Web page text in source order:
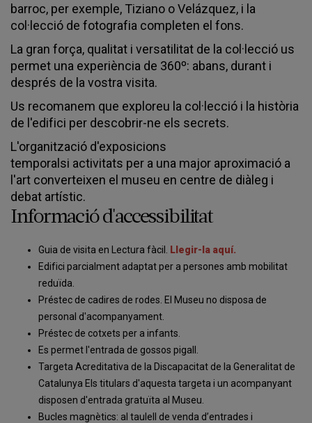
barroc, per exemple, Tiziano o Velázquez, i la
col·lecció de fotografia completen el fons.
La gran força, qualitat i versatilitat de la col·lecció us
permet una experiència de 360º: abans, durant i
després de la vostra visita.
Us recomanem que exploreu la col·lecció i la història
de l'edifici per descobrir-ne els secrets.
L'organització d'exposicions
temporalsi activitats per a una major aproximació a
l'art converteixen el museu en centre de diàleg i
debat artístic.
Informació d'accessibilitat
Guia de visita en Lectura fàcil.
Llegir-la aquí.
Edifici parcialment adaptat per a persones amb mobilitat
reduïda.
Préstec de cadires de rodes. El Museu no disposa de
personal d'acompanyament.
Préstec de cotxets per a infants.
Es permet l'entrada de gossos pigall.
Targeta Acreditativa de la Discapacitat de la Generalitat de
Catalunya Els titulars d'aquesta targeta i un acompanyant
disposen d'entrada gratuïta al Museu.
Bucles magnètics: al taulell de venda d’entrades i